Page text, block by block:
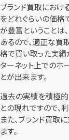
ブランド買取におけ
をどれぐらいの価格
が豊富ということは
あるので、適正な買
格で買い取った実績
ターネット上でのホ
とが出来ます。
過去の実績を積極
との現れですので、
また、ブランド買取
ます。